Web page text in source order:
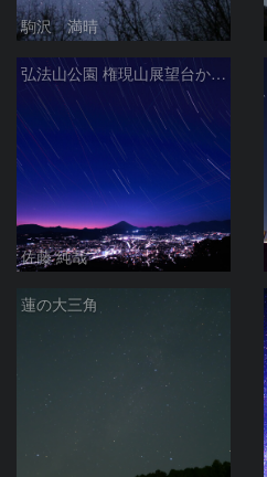
駒沢 満晴
弘法山公園 権現山展望台から富士山夕景と星空 神奈川県秦野市
佐藤 純哉
蓮の大三角